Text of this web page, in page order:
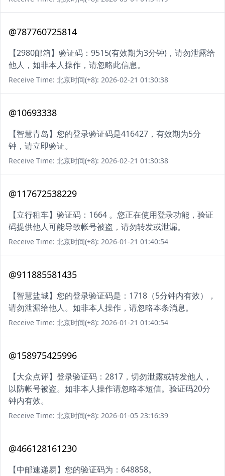
@787760725814
【2980邮箱】验证码：9515(有效期为3分钟)，请勿泄露给
他人，如非本人操作，请忽略此信息。
Receive Time: 北京时间(+8): 2026-02-21 01:30:38
@10693338
【智慧青岛】您的登录验证码是416427，有效期为5分
钟，请立即验证。
Receive Time: 北京时间(+8): 2026-02-21 01:30:38
@117672538229
【立行租车】验证码：1664 。您正在使用登录功能，验证
码提供他人可能导致帐号被盗，请勿转发或泄漏。
Receive Time: 北京时间(+8): 2026-01-21 01:40:54
@911885581435
【智慧盐城】您的登录验证码是：1718（5分钟内有效），
请勿泄漏给他人。如非本人操作，请忽略本条消息。
Receive Time: 北京时间(+8): 2026-01-21 01:40:54
@158975425996
【大众点评】登录验证码：2817，切勿泄露或转发他人，
以防帐号被盗。如非本人操作请忽略本短信。验证码20分
钟内有效。
Receive Time: 北京时间(+8): 2026-01-05 23:16:39
@466128161230
【中邮速递易】您的验证码为：648858。